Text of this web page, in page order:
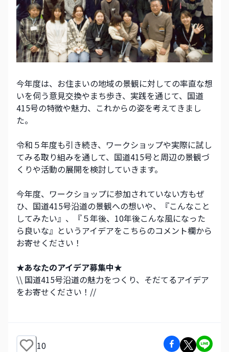
今年度は、お住まいの地域の景観に対しての率直な想
いを伺う意見交換やまち歩き、実践を通じて、国道
415号の特徴や魅力、これからの姿を考えてきまし
た。
令和５年度も引き続き、ワークショップや実際に試し
てみる取り組みを通して、国道415号と周辺の景観づ
くりや活動の展開を検討していきます。
今年度、ワークショップに参加されていない方もぜ
ひ、国道415号沿道の景観への想いや、『こんなこと
してみたい』、『５年後、10年後こんな風になった
ら良いな』というアイデアをこちらのコメント欄から
お寄せください！
★あなたのアイデア募集中★
\\ 国道415号沿道の魅力をつくり、そだてるアイデア
をお寄せください！//
10